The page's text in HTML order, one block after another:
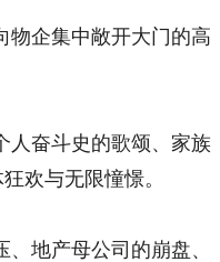
物企集中敞开大门的高
人奋斗史的歌颂、家族
欢与无限憧憬。
地产母公司的崩盘、